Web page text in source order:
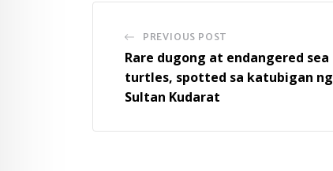
PREVIOUS POST
Rare dugong at endangered sea
turtles, spotted sa katubigan ng
Sultan Kudarat